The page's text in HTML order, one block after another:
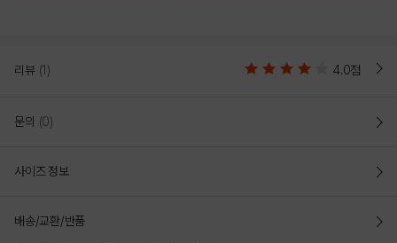
리뷰 (1) 4.0점
문의 (0)
사이즈 정보
배송/교환/반품